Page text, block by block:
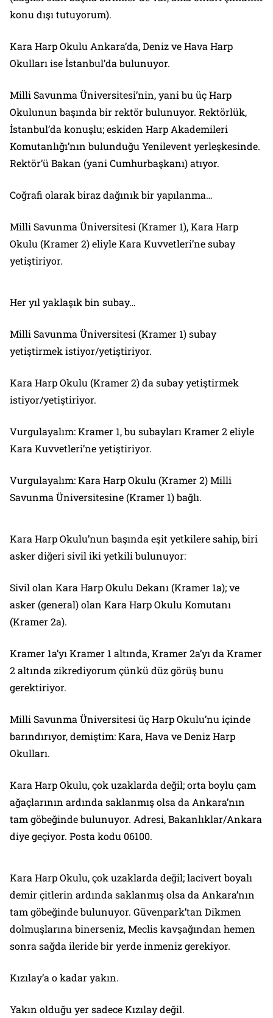
konu dışı tutuyorum).
Kara Harp Okulu Ankara’da, Deniz ve Hava Harp
Okulları ise İstanbul’da bulunuyor.
Milli Savunma Üniversitesi’nin, yani bu üç Harp
Okulunun başında bir rektör bulunuyor. Rektörlük,
İstanbul’da konuşlu; eskiden Harp Akademileri
Komutanlığı’nın bulunduğu Yenilevent yerleşkesinde.
Rektör’ü Bakan (yani Cumhurbaşkanı) atıyor.
Coğrafi olarak biraz dağınık bir yapılanma…
Milli Savunma Üniversitesi (Kramer 1), Kara Harp
Okulu (Kramer 2) eliyle Kara Kuvvetleri’ne subay
yetiştiriyor.
Her yıl yaklaşık bin subay…
Milli Savunma Üniversitesi (Kramer 1) subay
yetiştirmek istiyor/yetiştiriyor.
Kara Harp Okulu (Kramer 2) da subay yetiştirmek
istiyor/yetiştiriyor.
Vurgulayalım: Kramer 1, bu subayları Kramer 2 eliyle
Kara Kuvvetleri’ne yetiştiriyor.
Vurgulayalım: Kara Harp Okulu (Kramer 2) Milli
Savunma Üniversitesine (Kramer 1) bağlı.
Kara Harp Okulu’nun başında eşit yetkilere sahip, biri
asker diğeri sivil iki yetkili bulunuyor:
Sivil olan Kara Harp Okulu Dekanı (Kramer 1a); ve
asker (general) olan Kara Harp Okulu Komutanı
(Kramer 2a).
Kramer 1a’yı Kramer 1 altında, Kramer 2a’yı da Kramer
2 altında zikrediyorum çünkü düz görüş bunu
gerektiriyor.
Milli Savunma Üniversitesi üç Harp Okulu’nu içinde
barındırıyor, demiştim: Kara, Hava ve Deniz Harp
Okulları.
Kara Harp Okulu, çok uzaklarda değil; orta boylu çam
ağaçlarının ardında saklanmış olsa da Ankara’nın
tam göbeğinde bulunuyor. Adresi, Bakanlıklar/Ankara
diye geçiyor. Posta kodu 06100.
Kara Harp Okulu, çok uzaklarda değil; lacivert boyalı
demir çitlerin ardında saklanmış olsa da Ankara’nın
tam göbeğinde bulunuyor. Güvenpark’tan Dikmen
dolmuşlarına binerseniz, Meclis kavşağından hemen
sonra sağda ileride bir yerde inmeniz gerekiyor.
Kızılay’a o kadar yakın.
Yakın olduğu yer sadece Kızılay değil.